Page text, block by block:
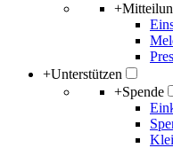
+
+Unterstützen
+Spende